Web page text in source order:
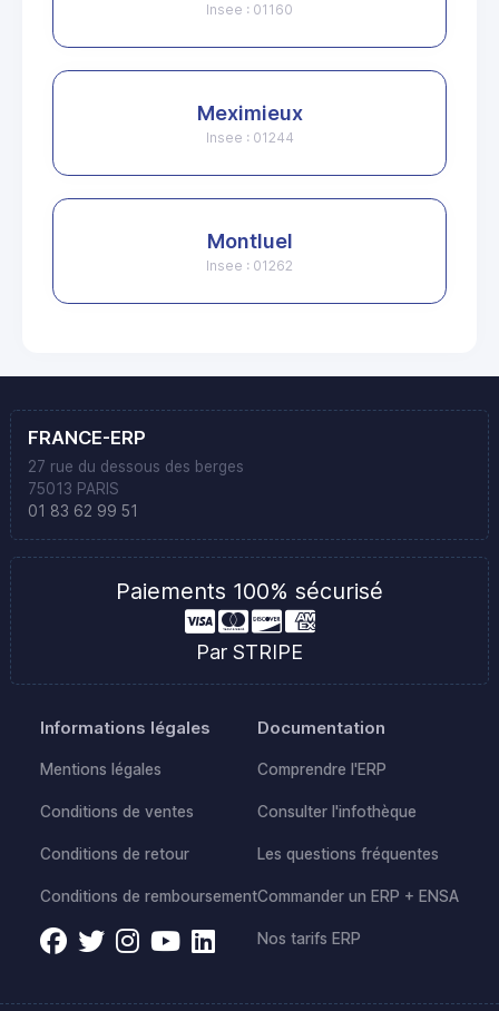
Insee : 01160
Meximieux
Insee : 01244
Montluel
Insee : 01262
FRANCE-ERP
27 rue du dessous des berges
75013 PARIS
01 83 62 99 51
Paiements 100% sécurisé
Par STRIPE
Informations légales
Mentions légales
Conditions de ventes
Conditions de retour
Conditions de remboursement
Documentation
Comprendre l'ERP
Consulter l'infothèque
Les questions fréquentes
Commander un ERP + ENSA
Nos tarifs ERP